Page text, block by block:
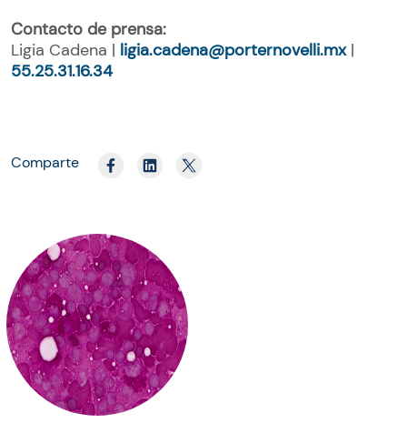
Contacto de prensa:
Ligia Cadena | ligia.cadena@porternovelli.mx|
55.25.31.16.34
Comparte